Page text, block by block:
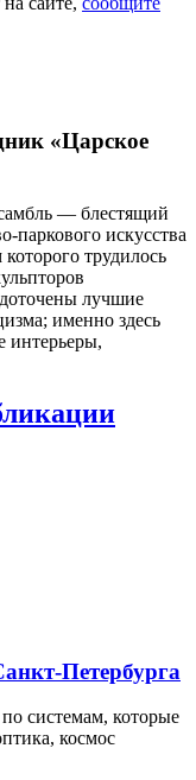
«Царское
— блестящий
паркового искусства
трудилось
лучшие
именно здесь
интерьеры,
Петербурга
системам, которые
космос